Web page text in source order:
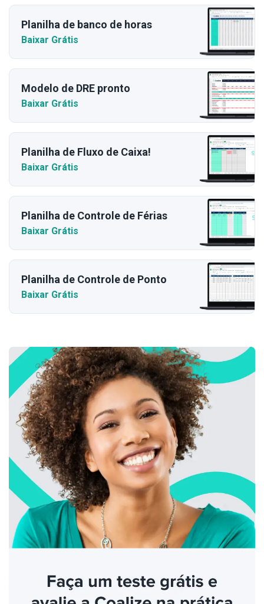
Planilha de banco de horas
Baixar Grátis
Modelo de DRE pronto
Baixar Grátis
Planilha de Fluxo de Caixa!
Baixar Grátis
Planilha de Controle de Férias
Baixar Grátis
Planilha de Controle de Ponto
Baixar Grátis